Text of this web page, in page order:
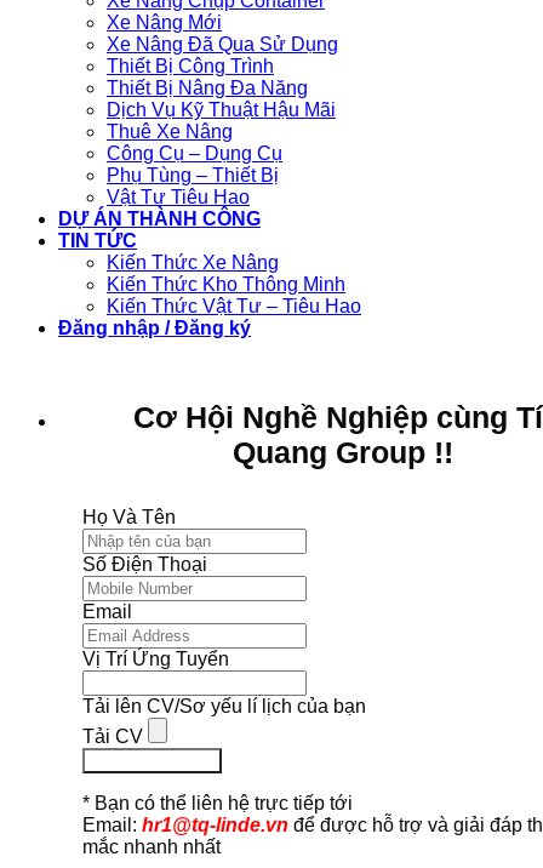
Xe Nâng Mới
Xe Nâng Đã Qua Sử Dụng
Thiết Bị Công Trình
Thiết Bị Nâng Đa Năng
Dịch Vụ Kỹ Thuật Hậu Mãi
Thuê Xe Nâng
Công Cụ – Dụng Cụ
Phụ Tùng – Thiết Bị
Vật Tư Tiêu Hao
DỰ ÁN THÀNH CÔNG
TIN TỨC
Kiến Thức Xe Nâng
Kiến Thức Kho Thông Minh
Kiến Thức Vật Tư – Tiêu Hao
Đăng nhập / Đăng ký
Cơ Hội Nghề Nghiệp cùng
Quang Group !!
Họ Và Tên
Số Điện Thoại
Email
Vị Trí Ứng Tuyển
Tải lên CV/Sơ yếu lí lịch của bạn
Tải CV
* Bạn có thể liên hệ trực tiếp tới
Email: hr1@tq-linde.vn để được hỗ trợ và giải đáp
mắc nhanh nhất